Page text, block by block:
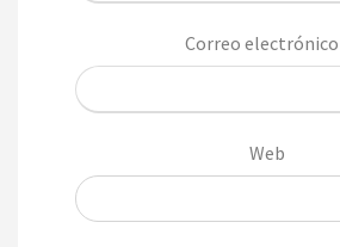
Correo electrónico
Web